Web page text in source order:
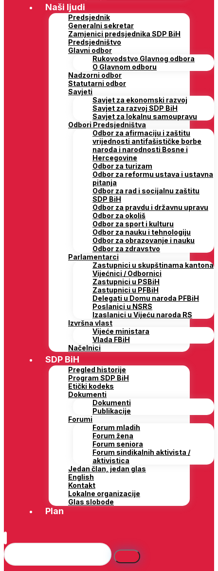
Naši ljudi
Predsjednik
Generalni sekretar
Zamjenici predsjednika SDP BiH
Predsjedništvo
Glavni odbor
Rukovodstvo Glavnog odbora
O Glavnom odboru
Nadzorni odbor
Statutarni odbor
Savjeti
Savjet za ekonomski razvoj
Savjet za razvoj SDP BiH
Savjet za lokalnu samoupravu
Odbori Predsjedništva
Odbor za afirmaciju i zaštitu
vrijednosti antifašističke borbe
naroda i narodnosti Bosne i
Hercegovine
Odbor za turizam
Odbor za reformu ustava i ustavna
pitanja
Odbor za rad i socijalnu zaštitu
SDP BiH
Odbor za pravdu i državnu upravu
Odbor za okoliš
Odbor za sport i kulturu
Odbor za nauku i tehnologiju
Odbor za obrazovanje i nauku
Odbor za zdravstvo
Parlamentarci
Zastupnici u skupštinama kantona
Vijećnici / Odbornici
Zastupnici u PSBiH
Zastupnici u PFBiH
Delegati u Domu naroda PFBiH
Poslanici u NSRS
Izaslanici u Vijeću naroda RS
Izvršna vlast
Vijeće ministara
Vlada FBiH
Načelnici
SDP BiH
Pregled historije
Program SDP BiH
Etički kodeks
Dokumenti
Dokumenti
Publikacije
Forumi
Forum mladih
Forum žena
Forum seniora
Forum sindikalnih aktivista /
aktivistica
Jedan član, jedan glas
English
Kontakt
Lokalne organizacije
Glas slobode
Plan